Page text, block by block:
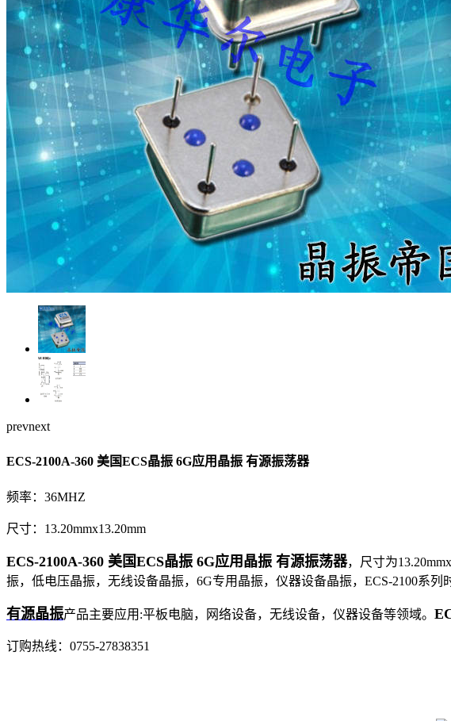
prevnext
ECS-2100A-360 美国ECS晶振 6G应用晶振 有源振荡器
频率：36MHZ
尺寸：13.20mmx13.20mm
ECS-2100A-360 美国ECS晶振 6G应用晶振 有源振荡器，尺寸为
振，低电压晶振，无线设备晶振，6G专用晶振，仪器设备晶振，ECS-2100系
有源晶振产品主要应用:平板电脑，网络设备，无线设备，仪器设备等领域。
订购热线： 0755-27838351